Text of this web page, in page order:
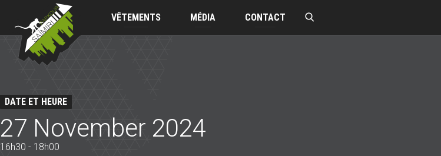
Parkour
VÊTEMENTS MÉDIA CONTACT
DATE ET HEURE
27 November 2024
16h30 - 18h00